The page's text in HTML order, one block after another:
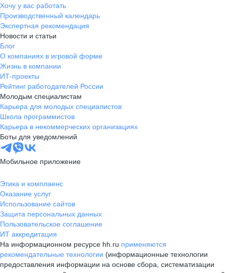
Хочу у вас работать
Производственный календарь
Экспертная рекомендация
Новости и статьи
Блог
О компаниях в игровой форме
Жизнь в компании
ИТ-проекты
Рейтинг работодателей России
Молодым специалистам
Карьера для молодых специалистов
Школа программистов
Карьера в некоммерческих организациях
Боты для уведомлений
Мобильное приложение
Этика и комплаенс
Оказание услуг
Использование сайтов
Защита персональных данных
Пользовательское соглашение
ИТ аккредитация
На информационном ресурсе hh.ru применяются
рекомендательные технологии (информационные технологии
предоставления информации на основе сбора, систематизации